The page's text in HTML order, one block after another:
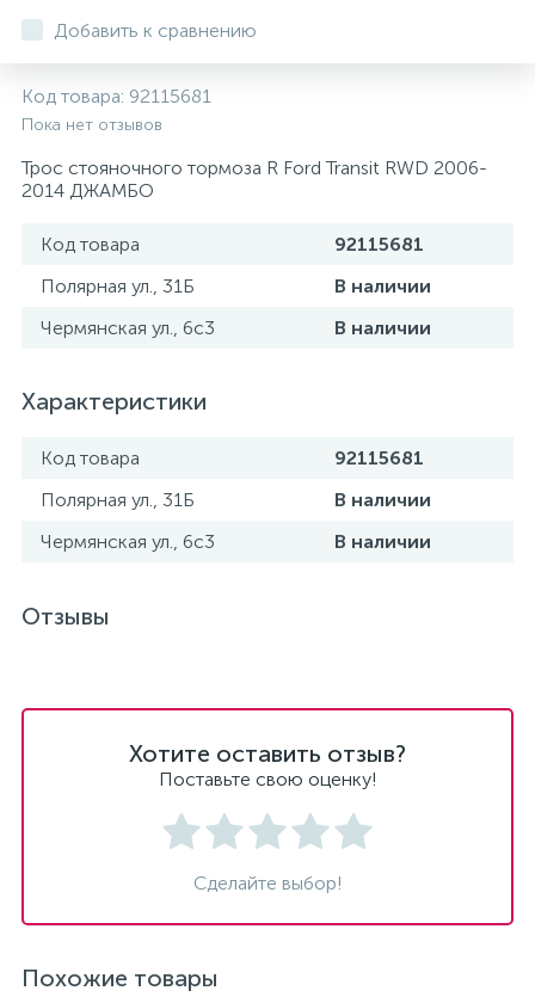
Добавить к сравнению
Код товара: 92115681
Пока нет отзывов
Трос стояночного тормоза R Ford Transit RWD 2006-
2014 ДЖАМБО
Код товара
92115681
Полярная ул., 31Б
В наличии
Чермянская ул., 6с3
В наличии
Характеристики
Код товара
92115681
Полярная ул., 31Б
В наличии
Чермянская ул., 6с3
В наличии
Отзывы
Хотите оставить отзыв?
Поставьте свою оценку!
Сделайте выбор!
Похожие товары